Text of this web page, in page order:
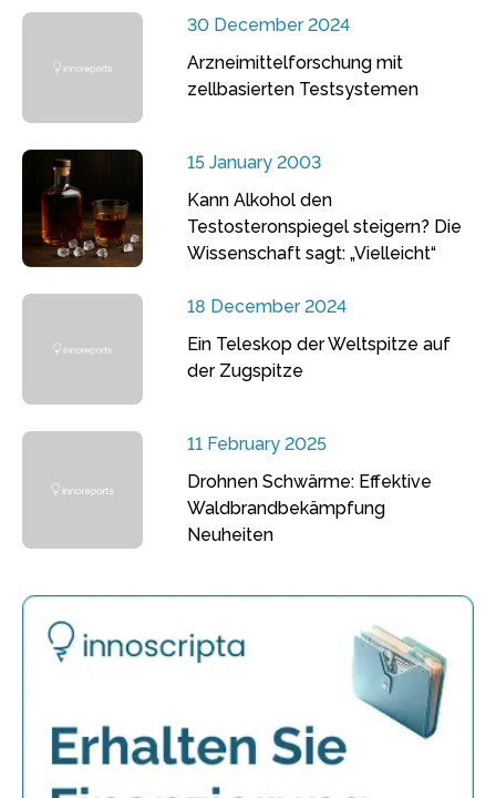
30 December 2024
Arzneimittelforschung mit
zellbasierten Testsystemen
15 January 2003
Kann Alkohol den
Testosteronspiegel steigern? Die
Wissenschaft sagt: „Vielleicht“
18 December 2024
Ein Teleskop der Weltspitze auf
der Zugspitze
11 February 2025
Drohnen Schwärme: Effektive
Waldbrandbekämpfung
Neuheiten